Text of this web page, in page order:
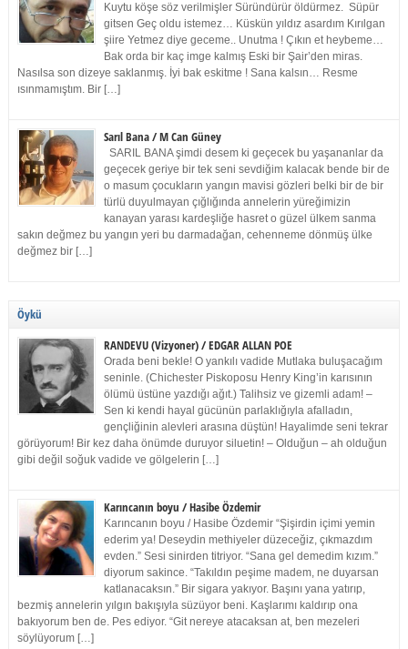
Kuytu köşe söz verilmişler Süründürür öldürmez. Süpür
gitsen Geç oldu istemez… Küskün yıldız asardım Kırılgan
şiire Yetmez diye geceme.. Unutma ! Çıkın et heybeme…
Bak orda bir kaç imge kalmış Eski bir Şair’den miras.
Nasılsa son dizeye saklanmış. İyi bak eskitme ! Sana kalsın… Resme
ısınmamıştım. Bir […]
Sarıl Bana / M Can Güney
SARIL BANA şimdi desem ki geçecek bu yaşananlar da
geçecek geriye bir tek seni sevdiğim kalacak bende bir de
o masum çocukların yangın mavisi gözleri belki bir de bir
türlü duyulmayan çığlığında annelerin yüreğimizin
kanayan yarası kardeşliğe hasret o güzel ülkem sanma
sakın değmez bu yangın yeri bu darmadağan, cehenneme dönmüş ülke
değmez bir […]
Öykü
RANDEVU (Vizyoner) / EDGAR ALLAN POE
Orada beni bekle! O yankılı vadide Mutlaka buluşacağım
seninle. (Chichester Piskoposu Henry King’in karısının
ölümü üstüne yazdığı ağıt.) Talihsiz ve gizemli adam! –
Sen ki kendi hayal gücünün parlaklığıyla afalladın,
gençliğinin alevleri arasına düştün! Hayalimde seni tekrar
görüyorum! Bir kez daha önümde duruyor siluetin! – Olduğun – ah olduğun
gibi değil soğuk vadide ve gölgelerin […]
Karıncanın boyu / Hasibe Özdemir
Karıncanın boyu / Hasibe Özdemir “Şişirdin içimi yemin
ederim ya! Deseydin methiyeler düzeceğiz, çıkmazdım
evden.” Sesi sinirden titriyor. “Sana gel demedim kızım.”
diyorum sakince. “Takıldın peşime madem, ne duyarsan
katlanacaksın.” Bir sigara yakıyor. Başını yana yatırıp,
bezmiş annelerin yılgın bakışıyla süzüyor beni. Kaşlarımı kaldırıp ona
bakıyorum ben de. Pes ediyor. “Git nereye atacaksan at, ben mezeleri
söylüyorum […]